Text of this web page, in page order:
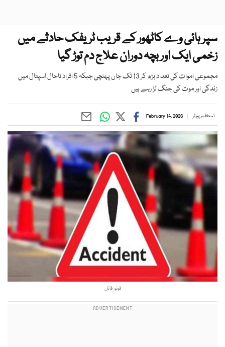
سپر ہائی وے کاٹھور کے قریب ٹریفک حادثے میں
زخمی ایک اور بچہ دوران علاج دم توڑ گیا
مجموعی اموات کی تعداد بڑھ کر 13 تک جاں پہنچی جبکہ 5 افراد تاحال اسپتال میں
زندگی اور موت کی جنگ لڑ رہے ہیں
اسٹاف رپورٹر February 14, 2026
فوٹو: فائل